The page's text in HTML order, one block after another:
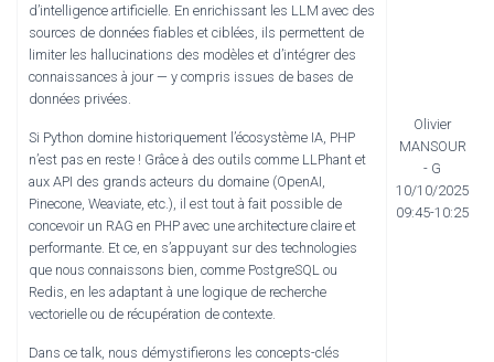
d’intelligence artificielle. En enrichissant les LLM avec des
sources de données fiables et ciblées, ils permettent de
limiter les hallucinations des modèles et d’intégrer des
connaissances à jour — y compris issues de bases de
données privées.
Si Python domine historiquement l’écosystème IA, PHP
n’est pas en reste ! Grâce à des outils comme LLPhant et
aux API des grands acteurs du domaine (OpenAI,
Pinecone, Weaviate, etc.), il est tout à fait possible de
concevoir un RAG en PHP avec une architecture claire et
performante. Et ce, en s’appuyant sur des technologies
que nous connaissons bien, comme PostgreSQL ou
Redis, en les adaptant à une logique de recherche
vectorielle ou de récupération de contexte.
Dans ce talk, nous démystifierons les concepts-clés
Olivier
MANSOUR
- G
10/10/2025
09:45-10:25